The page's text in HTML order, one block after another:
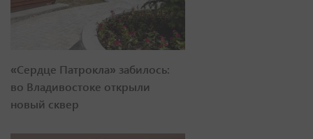
«Сердце Патрокла» забилось:
во Владивостоке открыли
новый сквер